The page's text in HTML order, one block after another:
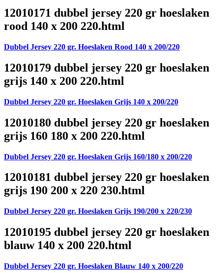
12010171 dubbel jersey 220 gr hoeslaken
rood 140 x 200 220.html
Dubbel Jersey 220 gr. Hoeslaken Rood 140 x 200/220
12010179 dubbel jersey 220 gr hoeslaken
grijs 140 x 200 220.html
Dubbel Jersey 220 gr. Hoeslaken Grijs 140 x 200/220
12010180 dubbel jersey 220 gr hoeslaken
grijs 160 180 x 200 220.html
Dubbel Jersey 220 gr. Hoeslaken Grijs 160/180 x 200/220
12010181 dubbel jersey 220 gr hoeslaken
grijs 190 200 x 220 230.html
Dubbel Jersey 220 gr. Hoeslaken Grijs 190/200 x 220/230
12010195 dubbel jersey 220 gr hoeslaken
blauw 140 x 200 220.html
Dubbel Jersey 220 gr. Hoeslaken Blauw 140 x 200/220